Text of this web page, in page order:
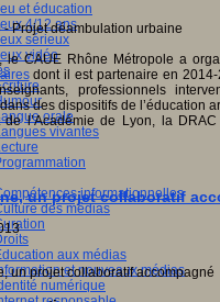
et éducation
4/12 ans
sérieux
vidéo
orale
vivantes
informationnelles
des médias
aux médias
et nouveaux médias
numérique
le CAUE Rhône Métropole a
dont il est partenaire en
professionnels
des dispositifs de l’éducation
l’Académie de Lyon, la
un projet collaboratif